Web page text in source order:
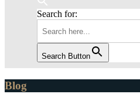
Search for:
Search Button
Blog